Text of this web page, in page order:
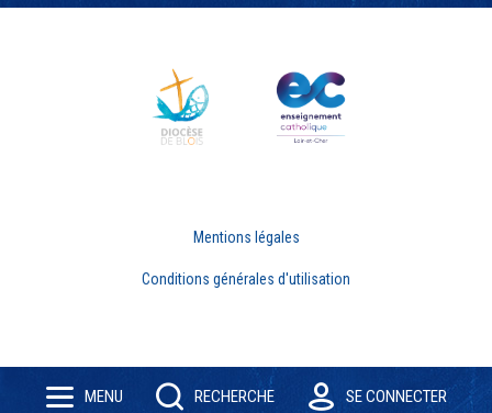
MENU RECHERCHE SE CONNECTER
Mentions légales
Conditions générales d'utilisation